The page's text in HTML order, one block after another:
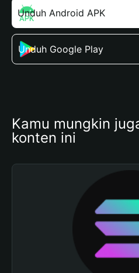
Unduh Android APK
Unduh Google Play
Kamu mungkin
konten ini